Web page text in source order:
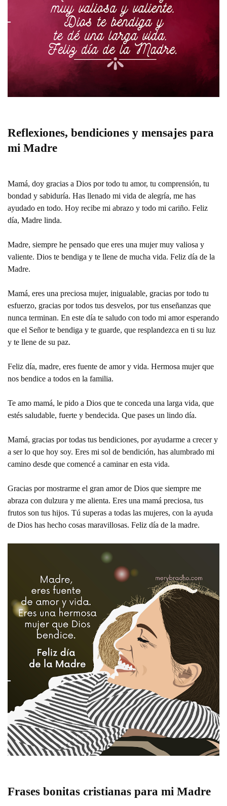
Reflexiones, bendiciones y mensajes para
mi Madre
Mamá, doy gracias a Dios por todo tu amor, tu comprensión, tu
bondad y sabiduría. Has llenado mi vida de alegría, me has
ayudado en todo. Hoy recibe mi abrazo y todo mi cariño. Feliz
día, Madre linda.
Madre, siempre he pensado que eres una mujer muy valiosa y
valiente. Dios te bendiga y te llene de mucha vida. Feliz día de la
Madre.
Mamá, eres una preciosa mujer, inigualable, gracias por todo tu
esfuerzo, gracias por todos tus desvelos, por tus enseñanzas que
nunca terminan. En este día te saludo con todo mi amor esperando
que el Señor te bendiga y te guarde, que resplandezca en ti su luz
y te llene de su paz.
Feliz día, madre, eres fuente de amor y vida. Hermosa mujer que
nos bendice a todos en la familia.
Te amo mamá, le pido a Dios que te conceda una larga vida, que
estés saludable, fuerte y bendecida. Que pases un lindo día.
Mamá, gracias por todas tus bendiciones, por ayudarme a crecer y
a ser lo que hoy soy. Eres mi sol de bendición, has alumbrado mi
camino desde que comencé a caminar en esta vida.
Gracias por mostrarme el gran amor de Dios que siempre me
abraza con dulzura y me alienta. Eres una mamá preciosa, tus
frutos son tus hijos. Tú superas a todas las mujeres, con la ayuda
de Dios has hecho cosas maravillosas. Feliz día de la madre.
Frases bonitas cristianas para mi Madre